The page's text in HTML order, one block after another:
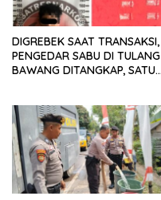
DIGREBEK SAAT TRANSAKSI,
PENGEDAR SABU DI TULANG
BAWANG DITANGKAP, SATU